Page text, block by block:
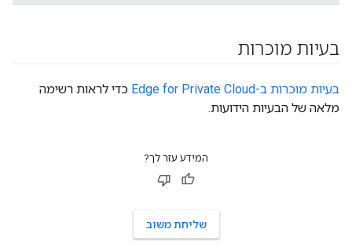
בעיות מוכרות
בעיות מוכרות ב-Edge for Private Cloud
כדי לראות רשימה
מלאה של הבעיות הידועות.
המידע עזר לך?
שליחת משוב